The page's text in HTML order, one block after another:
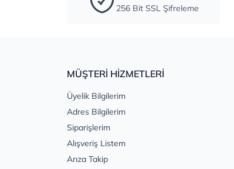
256 Bit SSL Şifreleme
MÜŞTERİ HİZMETLERİ
Üyelik Bilgilerim
Adres Bilgilerim
Siparişlerim
Alışveriş Listem
Arıza Takip